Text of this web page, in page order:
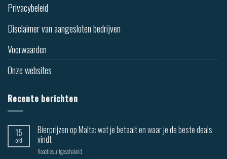
Privacybeleid
Disclaimer van aangesloten bedrijven
Voorwaarden
Onze websites
Recente berichten
15
okt
Bierprijzen op Malta: wat je betaalt en waar je de beste deals
vindt
Reacties uitgeschakeld